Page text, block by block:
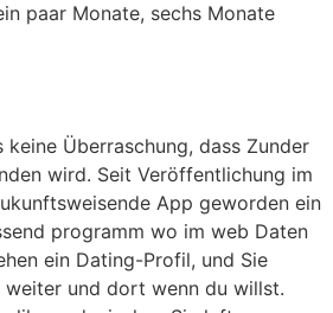
paar Monate, sechs Monate
keine Überraschung, dass Zunder
wird. Seit Veröffentlichung im
App geworden ein
programm wo im web Daten
ein Dating-Profil, und Sie
weiter und dort wenn du willst.